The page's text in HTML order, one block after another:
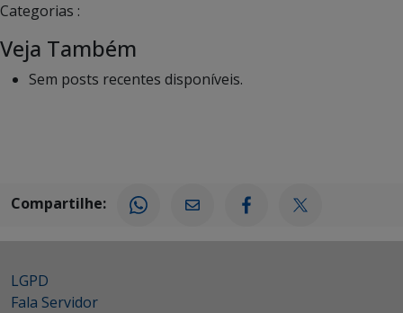
Categorias :
Veja Também
Sem posts recentes disponíveis.
Compartilhe:
LGPD
Fala Servidor